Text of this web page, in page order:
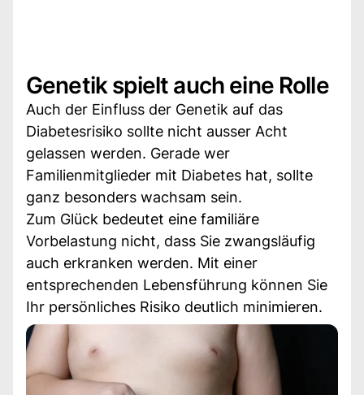
Genetik spielt auch eine Rolle
Auch der Einfluss der Genetik auf das
Diabetesrisiko sollte nicht ausser Acht
gelassen werden. Gerade wer
Familienmitglieder mit Diabetes hat, sollte
ganz besonders wachsam sein.
Zum Glück bedeutet eine familiäre
Vorbelastung nicht, dass Sie zwangsläufig
auch erkranken werden. Mit einer
entsprechenden Lebensführung können Sie
Ihr persönliches Risiko deutlich minimieren.